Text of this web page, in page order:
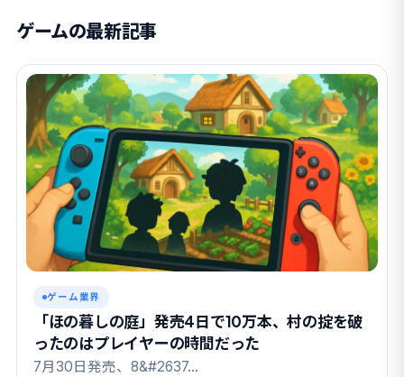
ゲームの最新記事
ゲーム業界
「ほの暮しの庭」発売4日で10万本、村の掟を破
ったのはプレイヤーの時間だった
7月30日発売、8&#2637…